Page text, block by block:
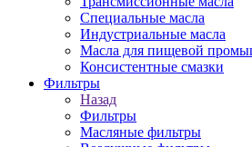
Специальные масла
Индустриальные масла
Масла для пищевой
Консистентные смазки
Фильтры
Назад
Фильтры
Масляные фильтры